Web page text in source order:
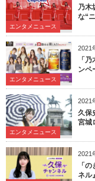
エンタメニュース
乃木
な“
2021
エンタメニュース
「
ンペ
2021
エンタメニュース
久保
宮城
2021
「
ネル